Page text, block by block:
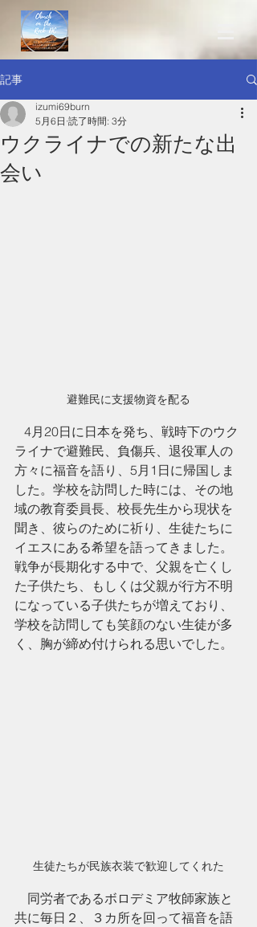
記事
ウクライナでの新たな出
会い
izumi69burn
5月6日 読了時間: 3分
避難民に支援物資を配る
ライナで避難民、負傷兵、退役軍人の
方々に福音を語り、5月1日に帰国しま
した。学校を訪問した時には、その地
域の教育委員長、校長先生から現状を
聞き、彼らのために祈り、生徒たちに
イエスにある希望を語ってきました。
戦争が長期化する中で、父親を亡くし
た子供たち、もしくは父親が行方不明
になっている子供たちが増えており、
学校を訪問しても笑顔のない生徒が多
く、胸が締め付けられる思いでした。
生徒たちが民族衣装で歓迎してくれた
共に毎日２、３カ所を回って福音を語